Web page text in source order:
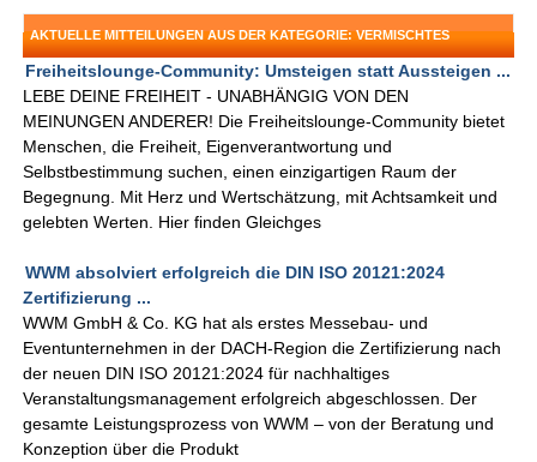
AKTUELLE MITTEILUNGEN AUS DER KATEGORIE: VERMISCHTES
Freiheitslounge-Community: Umsteigen statt Aussteigen ...
LEBE DEINE FREIHEIT - UNABHÄNGIG VON DEN
MEINUNGEN ANDERER! Die Freiheitslounge-Community bietet
Menschen, die Freiheit, Eigenverantwortung und
Selbstbestimmung suchen, einen einzigartigen Raum der
Begegnung. Mit Herz und Wertschätzung, mit Achtsamkeit und
gelebten Werten. Hier finden Gleichges
WWM absolviert erfolgreich die DIN ISO 20121:2024
Zertifizierung ...
WWM GmbH & Co. KG hat als erstes Messebau- und
Eventunternehmen in der DACH-Region die Zertifizierung nach
der neuen DIN ISO 20121:2024 für nachhaltiges
Veranstaltungsmanagement erfolgreich abgeschlossen. Der
gesamte Leistungsprozess von WWM – von der Beratung und
Konzeption über die Produkt